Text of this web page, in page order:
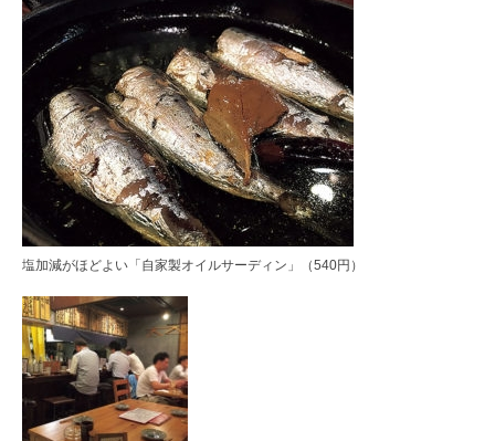
塩加減がほどよい「自家製オイルサーディン」（540円）